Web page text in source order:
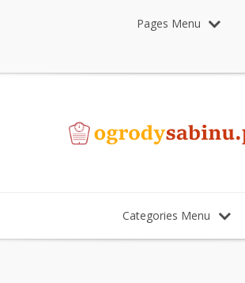
Pages Menu
Categories Menu